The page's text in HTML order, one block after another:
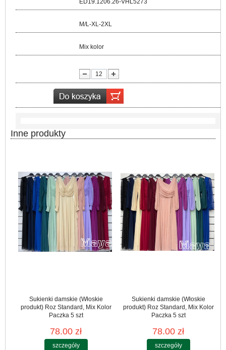
M/L-XL-2XL
Mix kolor
Inne produkty
Sukienki damskie (Włoskie
produkt) Roz Standard, Mix Kolor
Paczka 5 szt
78.00 zł
szczegóły
Sukienki damskie (Włoskie
produkt) Roz Standard, Mix Kolor
Paczka 5 szt
78.00 zł
szczegóły